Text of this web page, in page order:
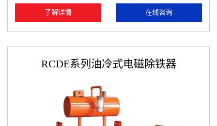
了解详情 在线咨询
RCDE系列油冷式电磁除铁器